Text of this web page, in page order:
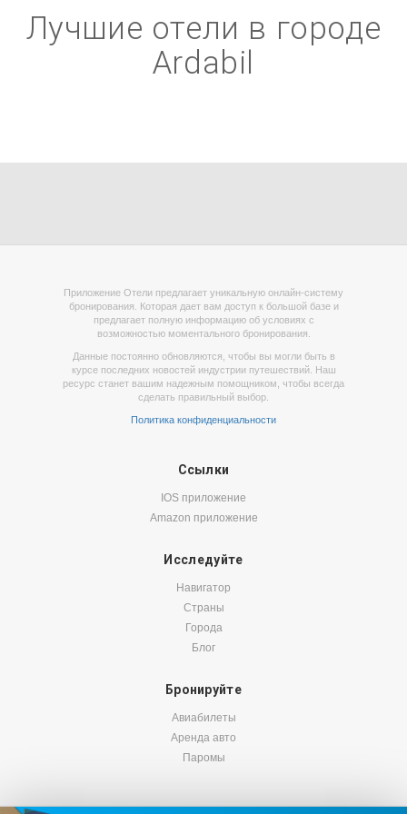
Лучшие отели в городе
Ardabil
Приложение Отели предлагает уникальную онлайн-систему
бронирования. Которая дает вам доступ к большой базе и
предлагает полную информацию об условиях с
возможностью моментального бронирования.
Данные постоянно обновляются, чтобы вы могли быть в
курсе последних новостей индустрии путешествий. Наш
ресурс станет вашим надежным помощником, чтобы всегда
сделать правильный выбор.
Политика конфиденциальности
Ссылки
IOS приложение
Amazon приложение
Исследуйте
Навигатор
Страны
Города
Блог
Бронируйте
Авиабилеты
Аренда авто
Паромы